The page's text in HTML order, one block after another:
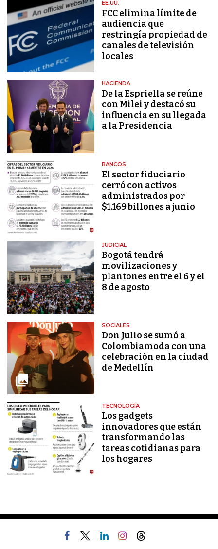
EE.UU.
FCC elimina límite de
audiencia que
restringía propiedad de
canales de televisión
locales
HACIENDA
De la Espriella se reúne
con Milei y destacó su
influencia en su llegada
a la Presidencia
BANCOS
El sector fiduciario
cerró con activos
administrados por
$1.169 billones a junio
JUDICIAL
Bogotá tendrá
movilizaciones y
plantones entre el 6 y el
8 de agosto
SOCIALES
Don Julio se sumó a
Colombiamoda con una
celebración en la ciudad
de Medellín
TECNOLOGÍA
Los gadgets
innovadores que están
transformando las
tareas cotidianas para
los hogares